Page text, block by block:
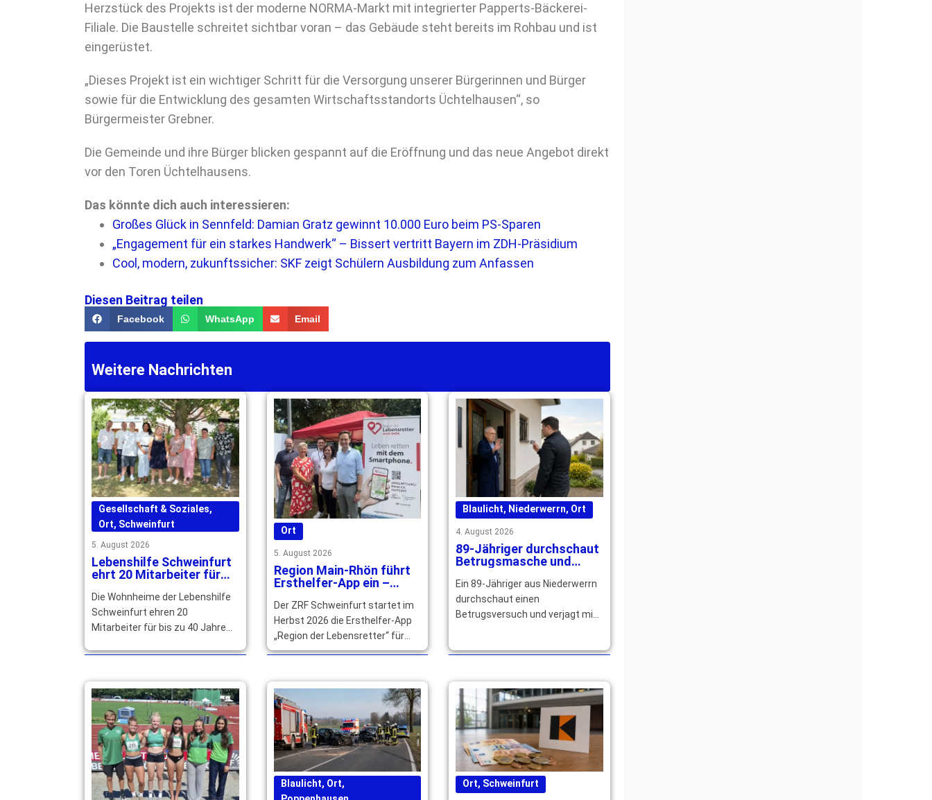
Herzstück des Projekts ist der moderne NORMA-Markt mit integrierter Papperts-Bäckerei-
Filiale. Die Baustelle schreitet sichtbar voran – das Gebäude steht bereits im Rohbau und ist
eingerüstet.
„Dieses Projekt ist ein wichtiger Schritt für die Versorgung unserer Bürgerinnen und Bürger
sowie für die Entwicklung des gesamten Wirtschaftsstandorts Üchtelhausen“, so
Bürgermeister Grebner.
Die Gemeinde und ihre Bürger blicken gespannt auf die Eröffnung und das neue Angebot direkt
vor den Toren Üchtelhausens.
Das könnte dich auch interessieren:
Großes Glück in Sennfeld: Damian Gratz gewinnt 10.000 Euro beim PS-Sparen
„Engagement für ein starkes Handwerk“ – Bissert vertritt Bayern im ZDH-Präsidium
Cool, modern, zukunftssicher: SKF zeigt Schülern Ausbildung zum Anfassen
Diesen Beitrag teilen
Facebook WhatsApp Email
Weitere Nachrichten
Gesellschaft & Soziales,
Ort, Schweinfurt
5. August 2026
Lebenshilfe Schweinfurt
ehrt 20 Mitarbeiter für
Die Wohnheime der Lebenshilfe
Schweinfurt ehren 20
Mitarbeiter für bis zu 40 Jahre
würdigen ihr langjähriges großes
Ort
5. August 2026
Region Main-Rhön führt
Ersthelfer-App ein –
gesucht
Der ZRF Schweinfurt startet im
Herbst 2026 die Ersthelfer-App
„Region der Lebensretter“ für
Main-Rhön. Qualifizierte Helfer
mehr
Blaulicht, Niederwerrn, Ort
4. August 2026
89-Jähriger durchschaut
Betrugsmasche und
Polizeibeamten
Ein 89-Jähriger aus Niederwerrn
durchschaut einen
Betrugsversuch und verjagt mit
Blaulicht, Ort,
Ort, Schweinfurt